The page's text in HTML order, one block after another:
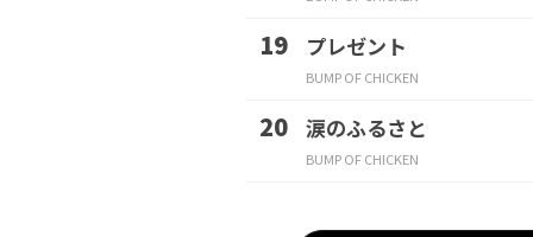
プレゼント
BUMP OF CHICKEN
涙のふるさと
BUMP OF CHICKEN